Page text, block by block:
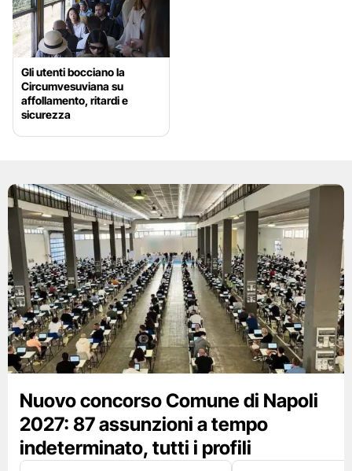
Gli utenti bocciano la
Circumvesuviana su
affollamento, ritardi e
sicurezza
Nuovo concorso Comune di Napoli
2027: 87 assunzioni a tempo
indeterminato, tutti i profili